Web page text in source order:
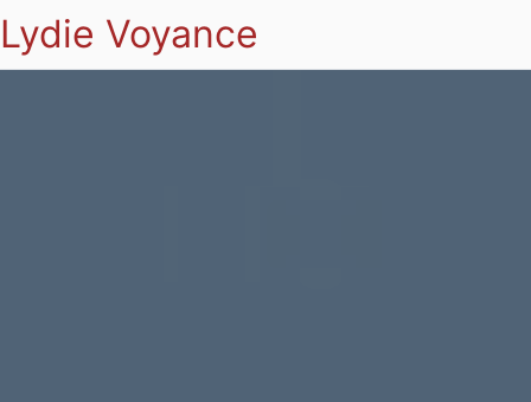
Lydie Voyance